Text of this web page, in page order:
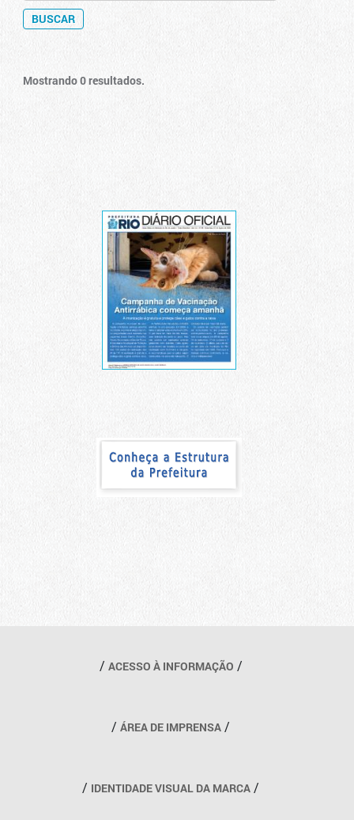
Mostrando 0 resultados.
Outros links
ACESSO À INFORMAÇÃO
ÁREA DE IMPRENSA
IDENTIDADE VISUAL DA MARCA